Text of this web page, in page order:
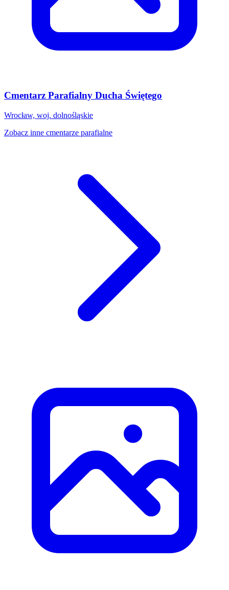
Cmentarz Parafialny Ducha Świętego
Wrocław, woj. dolnośląskie
Zobacz inne cmentarze parafialne